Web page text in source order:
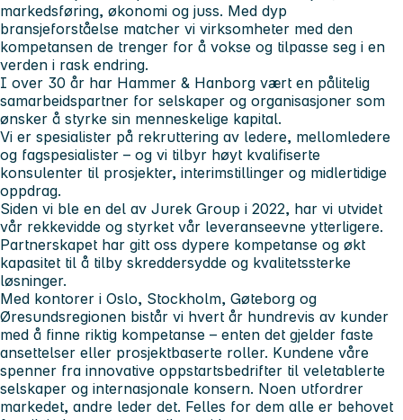
markedsføring, økonomi og juss. Med dyp
bransjeforståelse matcher vi virksomheter med den
kompetansen de trenger for å vokse og tilpasse seg i en
verden i rask endring.
I over 30 år har Hammer & Hanborg vært en pålitelig
samarbeidspartner for selskaper og organisasjoner som
ønsker å styrke sin menneskelige kapital.
Vi er spesialister på rekruttering av ledere, mellomledere
og fagspesialister – og vi tilbyr høyt kvalifiserte
konsulenter til prosjekter, interimstillinger og midlertidige
oppdrag.
Siden vi ble en del av Jurek Group i 2022, har vi utvidet
vår rekkevidde og styrket vår leveranseevne ytterligere.
Partnerskapet har gitt oss dypere kompetanse og økt
kapasitet til å tilby skreddersydde og kvalitetssterke
løsninger.
Med kontorer i Oslo, Stockholm, Gøteborg og
Øresundsregionen bistår vi hvert år hundrevis av kunder
med å finne riktig kompetanse – enten det gjelder faste
ansettelser eller prosjektbaserte roller. Kundene våre
spenner fra innovative oppstartsbedrifter til veletablerte
selskaper og internasjonale konsern. Noen utfordrer
markedet, andre leder det. Felles for dem alle er behovet